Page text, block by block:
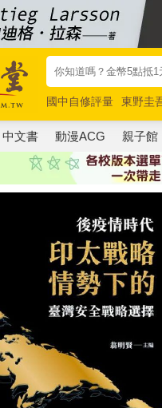
國中自修評量 東野圭
唯紅花綻放
奧德賽
中文書 動漫ACG 親子館